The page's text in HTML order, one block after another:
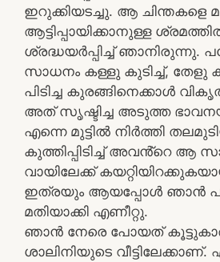
ഇറുക്കിയടച്ചു. ആ ചിന്തകളെ
ആട്ടിപ്പായിക്കാനുള്ള
ശ്രദ്ധയർപ്പിച്ച് ഞാനിരുന്നു.
സാധനം കള്ളു കുടിച്ച്, തേളു
പിടിച്ച കുരങ്ങിനെക്കാൾ
അത് സൃഷ്ടിച്ച അടുത്ത
എന്നെ മുട്ടിൽ നിർത്തി
കുത്തിപ്പിടിച്ച് അവൻ്റെ ആ
വായിലേക്ക്
ഇത്രയും ആയപ്പോൾ ഞാൻ
മതിയാക്കി എണീറ്റു.
ഞാൻ നേരെ പോയത്
ശാലിനിയുടെ